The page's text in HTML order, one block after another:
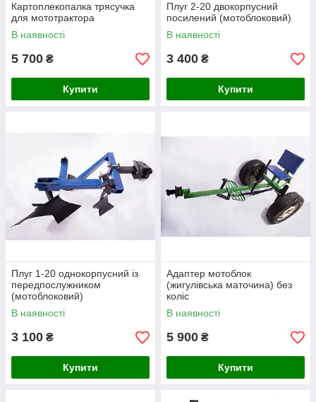
Картоплекопалка трясучка
для мототрактора
В наявності
5 700 ₴
Купити
Плуг 2-20 двокорпусний
посилений (мотоблоковий)
В наявності
3 400 ₴
Купити
Плуг 1-20 однокорпусний із
передпослужником
(мотоблоковий)
В наявності
3 100 ₴
Купити
Адаптер мотоблок
(жигулівська маточина) без
коліс
В наявності
5 900 ₴
Купити